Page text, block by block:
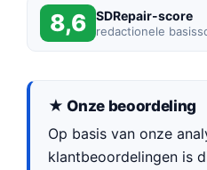
8,6 SDRepair-score
redactionele
★ Onze beoordeling
Op basis van onze
klantbeoordelingen is